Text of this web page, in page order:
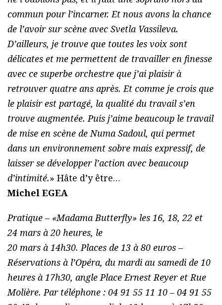
commun pour l’incarner. Et nous avons la chance
de l’avoir sur scène avec Svetla Vassileva.
D’ailleurs, je trouve que toutes les voix sont
délicates et me permettent de travailler en finesse
avec ce superbe orchestre que j’ai plaisir à
retrouver quatre ans après. Et comme je crois que
le plaisir est partagé, la qualité du travail s’en
trouve augmentée. Puis j’aime beaucoup le travail
de mise en scène de Numa Sadoul, qui permet
dans un environnement sobre mais expressif, de
laisser se développer l’action avec beaucoup
d’intimité.» Hâte d’y être…
Michel EGEA
Pratique – «Madama Butterfly» les 16, 18, 22 et
24 mars à 20 heures, le
20 mars à 14h30. Places de 13 à 80 euros –
Réservations à l’Opéra, du mardi au samedi de 10
heures à 17h30, angle Place Ernest Reyer et Rue
Molière. Par téléphone : 04 91 55 11 10 – 04 91 55